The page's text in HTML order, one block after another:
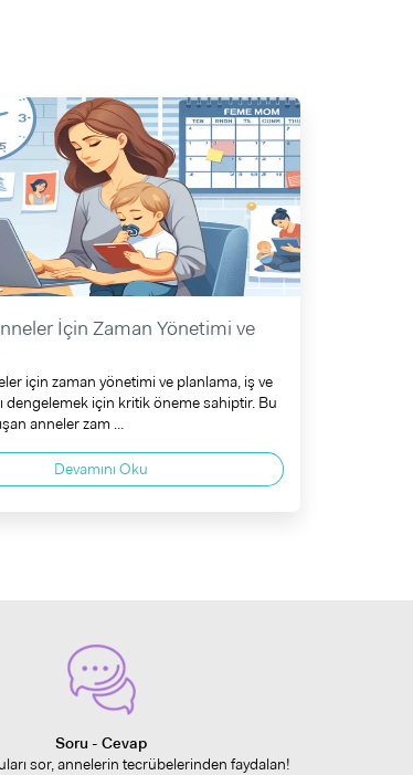
İçin Zaman Yönetimi ve
için zaman yönetimi ve planlama, iş ve
dengelemek için kritik öneme sahiptir. Bu
anneler zam ...
Devamını Oku
Soru - Cevap
sor, annelerin tecrübelerinden faydalan!